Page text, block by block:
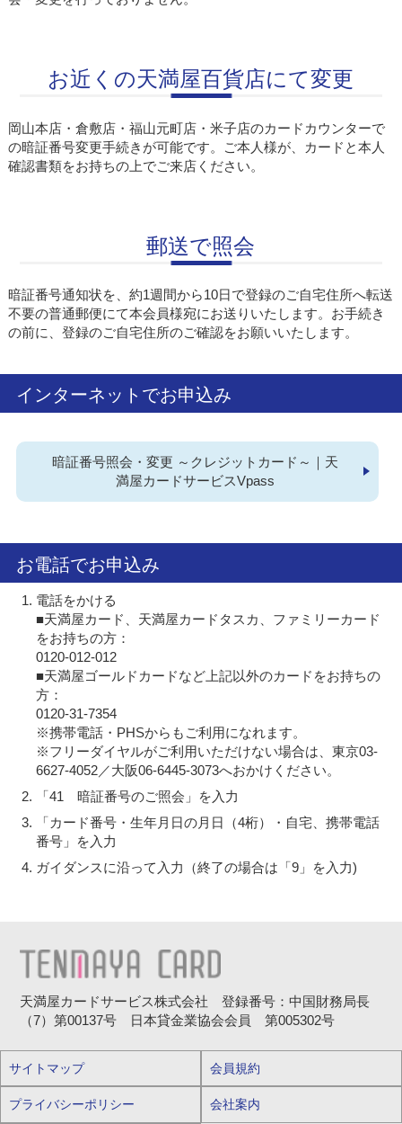
お近くの天満屋百貨店にて変更
岡山本店・倉敷店・福山元町店・米子店のカードカウンターで
の暗証番号変更手続きが可能です。ご本人様が、カードと本人
確認書類をお持ちの上でご来店ください。
郵送で照会
暗証番号通知状を、約1週間から10日で登録のご自宅住所へ転送
不要の普通郵便にて本会員様宛にお送りいたします。お手続き
の前に、登録のご自宅住所のご確認をお願いいたします。
インターネットでお申込み
暗証番号照会・変更 ～クレジットカード～｜天
満屋カードサービスVpass
お電話でお申込み
電話をかける
■天満屋カード、天満屋カードタスカ、ファミリーカード
をお持ちの方：
0120-012-012
■天満屋ゴールドカードなど上記以外のカードをお持ちの
方：
0120-31-7354
※携帯電話・PHSからもご利用になれます。
※フリーダイヤルがご利用いただけない場合は、東京03-
6627-4052／大阪06-6445-3073へおかけください。
「41 暗証番号のご照会」を入力
「カード番号・生年月日の月日（4桁）・自宅、携帯電話
番号」を入力
ガイダンスに沿って入力（終了の場合は「9」を入力)
天満屋カードサービス株式会社 登録番号：中国財務局長
（7）第00137号 日本貸金業協会会員 第005302号
サイトマップ 会員規約
プライバシーポリシー 会社案内